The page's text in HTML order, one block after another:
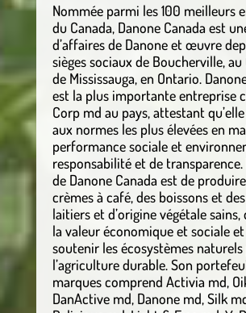
Nommée parmi les 100 meilleurs
du Canada, Danone Canada est
d’affaires de Danone et œuvre
sièges sociaux de Boucherville, au
de Mississauga, en Ontario.
est la plus importante entreprise
Corp md au pays, attestant
aux normes les plus élevées en
performance sociale et
responsabilité et de transparence.
de Danone Canada est de
crèmes à café, des boissons et
laitiers et d’origine végétale sains,
la valeur économique et sociale
soutenir les écosystèmes naturels
l’agriculture durable. Son
marques comprend Activia md,
DanActive md, Danone md, Silk